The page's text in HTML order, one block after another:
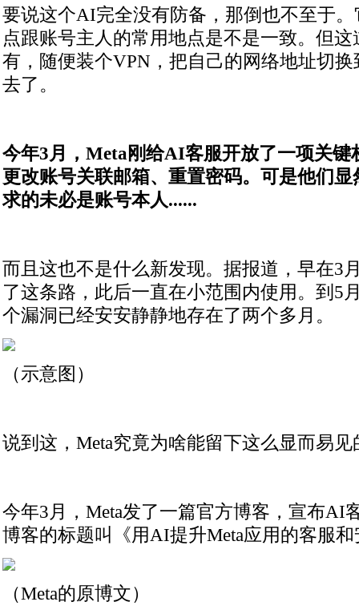
要说这个AI完全没有防备，那倒也不至于
点跟账号主人的常用地点是不是一致。但
有，随便装个VPN，把自己的网络地址切
去了。
今年3月，Meta刚给AI客服开放了一项关键
更改账号关联邮箱、重置密码。可是他们
求的未必是账号本人......
而且这也不是什么新发现。据报道，早在3
了这条路，此后一直在小范围内使用。到5
个漏洞已经安安静静地存在了两个多月。
（示意图）
说到这，Meta究竟为啥能留下这么显而易见
今年3月，Meta发了一篇官方博客，宣布AI
博客的标题叫《用AI提升Meta应用的客服
（Meta的原博文）